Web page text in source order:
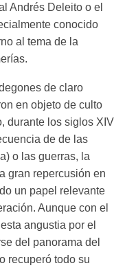
Andrés Deleito o el
conocido
al tema de la
de claro
en objeto de culto
durante los siglos XIV
de de las
o las guerras, la
gran repercusión en
un papel relevante
Aunque con el
angustia por el
del panorama del
recuperó todo su